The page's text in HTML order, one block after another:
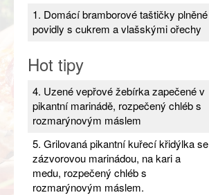
1. Domácí bramborové taštičky plněné
povidly s cukrem a vlašskými ořechy
Hot tipy
4. Uzené vepřové žebírka zapečené v
pikantní marinádě, rozpečený chléb s
rozmarýnovým máslem
5. Grilovaná pikantní kuřecí křidýlka se
zázvorovou marinádou, na kari a
medu, rozpečený chléb s
rozmarýnovým máslem.